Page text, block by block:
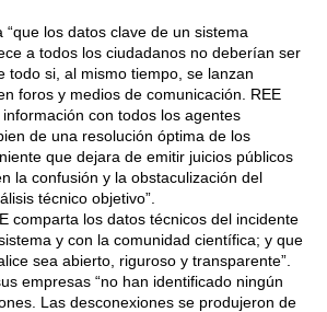
“que los datos clave de un sistema
a todos los ciudadanos no deberían ser
todo si, al mismo tiempo, se lanzan
foros y medios de comunicación. REE
con todos los agentes
de una resolución óptima de los
que dejara de emitir juicios públicos
la confusión y la obstaculización del
técnico objetivo”.
comparta los datos técnicos del incidente
y con la comunidad científica; y que
sea abierto, riguroso y transparente”.
empresas “no han identificado ningún
Las desconexiones se produjeron de